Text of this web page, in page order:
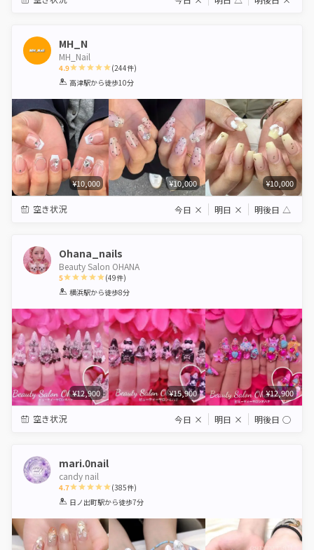
MH_N
MH_Nail
4.9
1 2 3 4 5
(244件)
高津駅から徒歩10分
¥10,000 ¥10,000 ¥10,000
空き状況 今日 × 明日 × 明後日 △
Ohana_nails
Beauty Salon OHANA
5
1 2 3 4 5
(49件)
横浜駅から徒歩8分
¥12,900 ¥15,900 ¥12,900
空き状況 今日 × 明日 × 明後日 ◯
mari.0nail
candy nail
4.7
1 2 3 4 5
(385件)
日ノ出町駅から徒歩7分